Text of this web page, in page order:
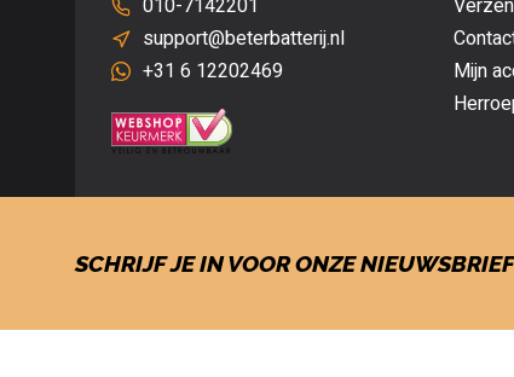
010-7142201
support@beterbatterij.nl
+31 6 12202469
Mijn
SCHRIJF JE IN VOOR ONZE NIEUWSBRIEF